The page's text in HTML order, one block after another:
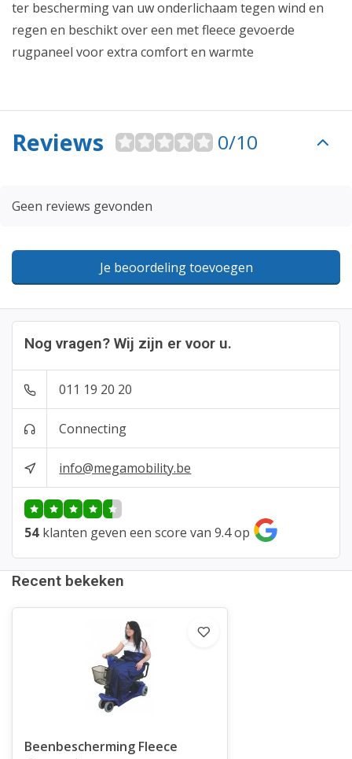
ter bescherming van uw onderlichaam tegen wind en
regen en beschikt over een met fleece gevoerde
rugpaneel voor extra comfort en warmte
Nog vragen? Wij zijn er voor u.
011 19 20 20
Connecting
info@megamobility.be
54 klanten geven een score van 9.4 op
Reviews 0/10
Geen reviews gevonden
Je beoordeling toevoegen
Recent bekeken
Beenbescherming Fleece